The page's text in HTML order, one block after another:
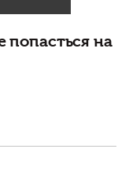
попасться на